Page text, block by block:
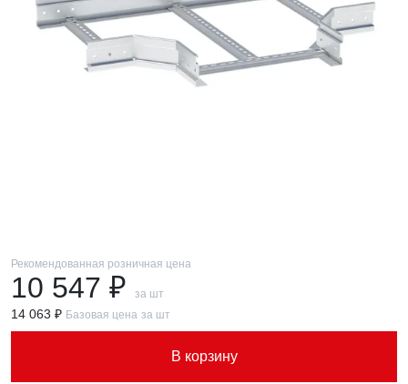
Рекомендованная розничная цена
10 547 ₽ за шт
14 063 ₽ Базовая цена за шт
В корзину